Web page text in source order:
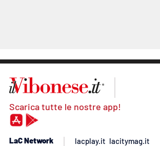
Scarica tutte le nostre app!
LaC Network
lacplay.it lacitymag.it